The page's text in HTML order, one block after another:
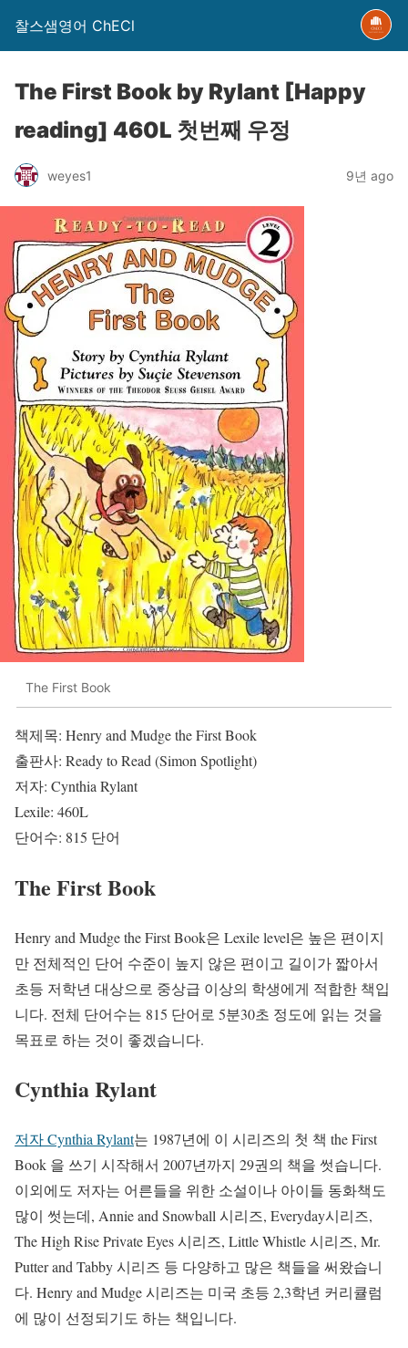
찰스샘영어 ChECl
The First Book by Rylant [Happy
reading] 460L 첫번째 우정
weyes1 9년 ago
The First Book
책제목: Henry and Mudge the First Book
출판사: Ready to Read (Simon Spotlight)
저자: Cynthia Rylant
Lexile: 460L
단어수: 815 단어
The First Book
Henry and Mudge the First Book은 Lexile level은 높은 편이지
만 전체적인 단어 수준이 높지 않은 편이고 길이가 짧아서
초등 저학년 대상으로 중상급 이상의 학생에게 적합한 책입
니다. 전체 단어수는 815 단어로 5분30초 정도에 읽는 것을
목표로 하는 것이 좋겠습니다.
Cynthia Rylant
저자 Cynthia Rylant는 1987년에 이 시리즈의 첫 책 the First
Book 을 쓰기 시작해서 2007년까지 29권의 책을 썻습니다.
이외에도 저자는 어른들을 위한 소설이나 아이들 동화책도
많이 썻는데, Annie and Snowball 시리즈, Everyday시리즈,
The High Rise Private Eyes 시리즈, Little Whistle 시리즈, Mr.
Putter and Tabby 시리즈 등 다양하고 많은 책들을 써왔습니
다. Henry and Mudge 시리즈는 미국 초등 2,3학년 커리큘럼
에 많이 선정되기도 하는 책입니다.